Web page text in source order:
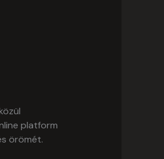
platform
örömét.